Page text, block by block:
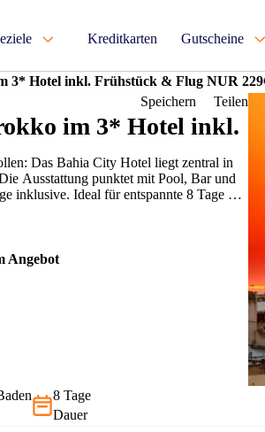
Kreditkarten Gutscheine
3* Hotel inkl. Frühstück & Flug NUR
Speichern
Teilen
im 3* Hotel inkl.
Das Bahia City Hotel liegt zentral in
Ausstattung punktet mit Pool, Bar und
inklusive. Ideal für entspannte 8 Tage mit
Angebot
8 Tage
Dauer